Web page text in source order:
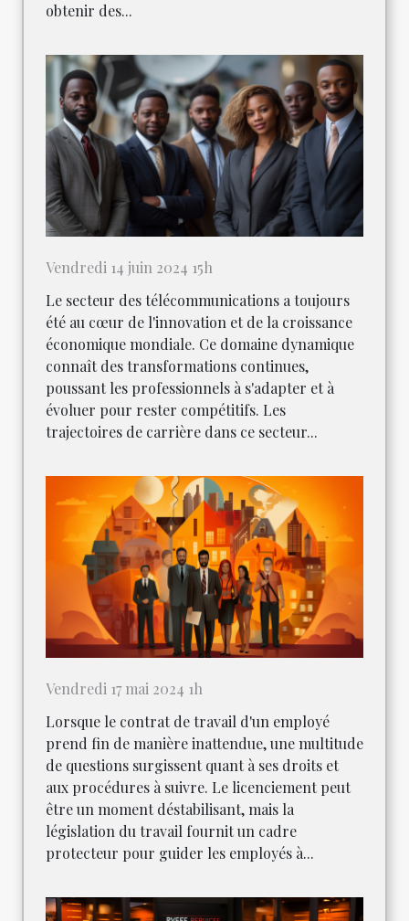
obtenir des...
Vendredi 14 juin 2024 15h
Le secteur des télécommunications a toujours
été au cœur de l'innovation et de la croissance
économique mondiale. Ce domaine dynamique
connaît des transformations continues,
poussant les professionnels à s'adapter et à
évoluer pour rester compétitifs. Les
trajectoires de carrière dans ce secteur...
Vendredi 17 mai 2024 1h
Lorsque le contrat de travail d'un employé
prend fin de manière inattendue, une multitude
de questions surgissent quant à ses droits et
aux procédures à suivre. Le licenciement peut
être un moment déstabilisant, mais la
législation du travail fournit un cadre
protecteur pour guider les employés à...